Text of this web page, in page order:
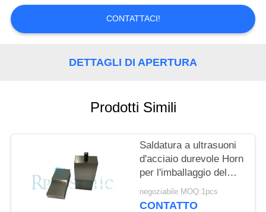
MAPPA
SULLA
CONTATTACI!
DETTAGLI DI APERTURA
Prodotti Simili
Saldatura a ultrasuoni
d'acciaio durevole Horn
per l'imballaggio del
contenitore di carta
patinata del PE
negoziabile MOQ:1pcs
CONTATTO